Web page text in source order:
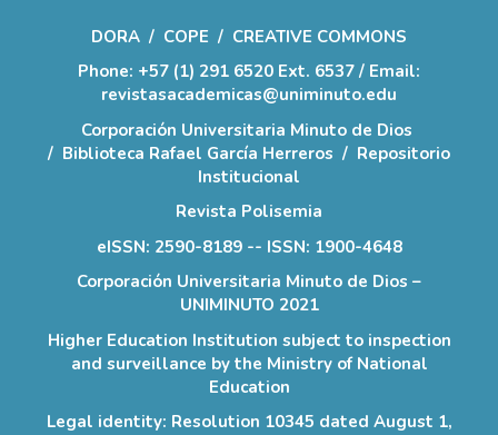
DORA / COPE / CREATIVE COMMONS
Phone: +57 (1) 291 6520 Ext. 6537 / Email:
revistasacademicas@uniminuto.edu
Corporación Universitaria Minuto de Dios
/ Biblioteca Rafael García Herreros / Repositorio
Institucional
Revista Polisemia
eISSN: 2590-8189 -- ISSN: 1900-4648
Corporación Universitaria Minuto de Dios –
UNIMINUTO 2021
Higher Education Institution subject to inspection
and surveillance by the Ministry of National
Education
Legal identity: Resolution 10345 dated August 1,